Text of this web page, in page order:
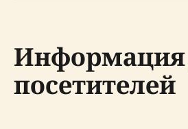
Информация
посетителей